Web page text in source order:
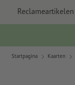
Reclameartikelen
Startpagina Kaarten